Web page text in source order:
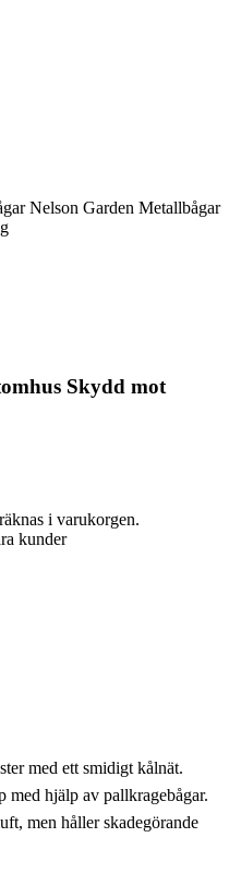
Nelson Garden Metallbågar
Skydd mot
i varukorgen.
kunder
med ett smidigt kålnät.
med hjälp av pallkragebågar.
men håller skadegörande